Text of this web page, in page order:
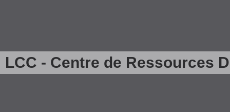
LCC - Centre de Ressources